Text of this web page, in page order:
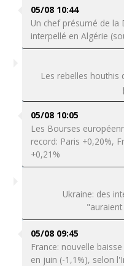
05/08 10:44
Un chef présumé de
interpellé en Algérie
Les rebelles houthis
05/08 10:05
Les Bourses
record: Paris +0,20%,
+0,21%
Ukraine: des
05/08 09:45
France: nouvelle
en juin (-1,1%), selon